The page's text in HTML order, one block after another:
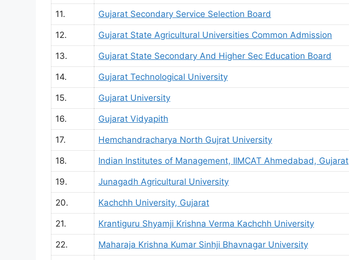
11. Gujarat Secondary Service Selection Board
12. Gujarat State Agricultural Universities Common Admission
13. Gujarat State Secondary And Higher Sec Education Board
14. Gujarat Technological University
15. Gujarat University
16. Gujarat Vidyapith
17. Hemchandracharya North Gujrat University
18. Indian Institutes of Management, IIMCAT Ahmedabad, Gujarat
19. Junagadh Agricultural University
20. Kachchh University, Gujarat
21. Krantiguru Shyamji Krishna Verma Kachchh University
22. Maharaja Krishna Kumar Sinhji Bhavnagar University